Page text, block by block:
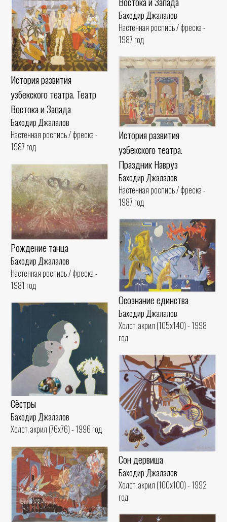
Баходир Джалалов
Настенная роспись / фреска -
1987 год
История развития
узбекского театра. Театр
Востока и Запада
Баходир Джалалов
Настенная роспись / фреска -
1987 год
История развития
узбекского театра.
Праздник Навруз
Баходир Джалалов
Настенная роспись / фреска -
1987 год
Рождение танца
Баходир Джалалов
Настенная роспись / фреска -
1981 год
Осознание единства
Баходир Джалалов
Холст, акрил (105x140) - 1998
год
Сёстры
Баходир Джалалов
Холст, акрил (76x76) - 1996 год
Сон дервиша
Баходир Джалалов
Холст, акрил (100x100) - 1992
год